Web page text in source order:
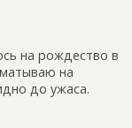
на рождество в
на
до ужаса.